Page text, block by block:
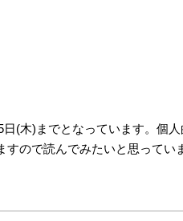
日(木)までとなっています。個
ので読んでみたいと思ってい